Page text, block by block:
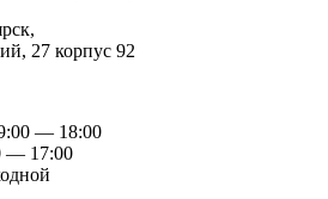
27 корпус 92
— 18:00
— 17:00